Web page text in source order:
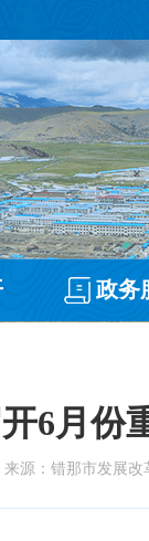
政务
6月份
来源：错那市发展改